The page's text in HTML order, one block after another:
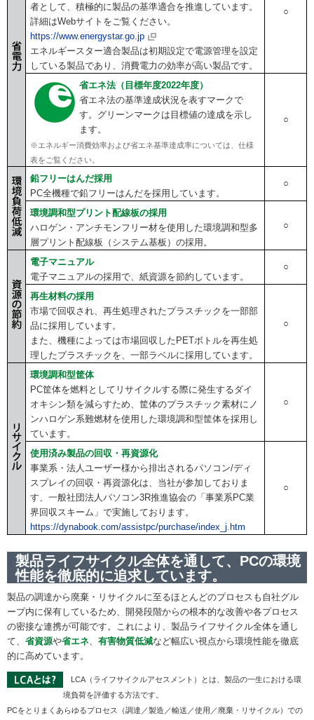
者として、積極的に製品の基準適合を推進しています。
詳細はWebサイトをご覧ください。
https://www.energystar.go.jp
エネルギースター適合製品は初期設定で電源管理を設定
している製品であり、消費電力の効率が高い製品です。
○
省エネ法（目標年度2022年度）
省エネ法の基準達成状況を表すマークで
す。グリーンマークは目標値の達成を示し
ます。
※エネルギー消費効率および省エネ基準達成率については、仕様
表をご覧ください。
○
鉛フリーはんだ採用
PC全機種で鉛フリーはんだを採用しています。
○
環境調和型プリント配線板の採用
ハロゲン・アンチモンフリー材を使用した環境調和型多
層プリント配線板（システム基板）の採用。
○
電子マニュアル
電子マニュアルの採用で、紙資源を節約しています。
○
再生材料の採用
市場で回収され、再生処理されたプラスチックを一部部
品に採用しています。
また、機種によっては市場回収したPETボトルを再生処
理したプラスチックを、一部ラベルに採用しています。
○
環境調和型筐体
PC筐体を燃料としてリサイクルする際に発生するダイ
オキシン類を減らすため、筐体のプラスチック素材にノ
ンハロゲン系難燃材を使用した環境調和型筐体を採用し
ています。
○
使用済み製品の回収・再資源化
事業系・法人ユーザー様から排出されるパソコン/ディ
スプレイの回収・再資源化は、当社が参加しておりま
す、一般社団法人パソコン3R推進協会の「事業系PC業
界回収スキーム」で実施しております。
https://dynabook.com/assistpc/purchase/index_j.htm
○
製品ライフサイクル全体を通して、PCの環境
性能を徹底的に追求しています。
製品の調達から廃棄・リサイクルに至るほとんどのプロセスも自社グル
ープ内に保有しているため、開発段階からの根本的な改善や各プロセス
の密接な連携が可能です。これにより、製品ライフサイクル全体を通し
て、 省資源や省エネ 有害物質低減など幅広い視点から環境性能を徹底
的に高めています。
LCA（ライフサイクルアセスメント）とは、製品の一生における環
境負荷を評価する方法です。
PCをとりまくあらゆるプロセス（調達／製造／輸送／使用／廃棄・リサイクル）での